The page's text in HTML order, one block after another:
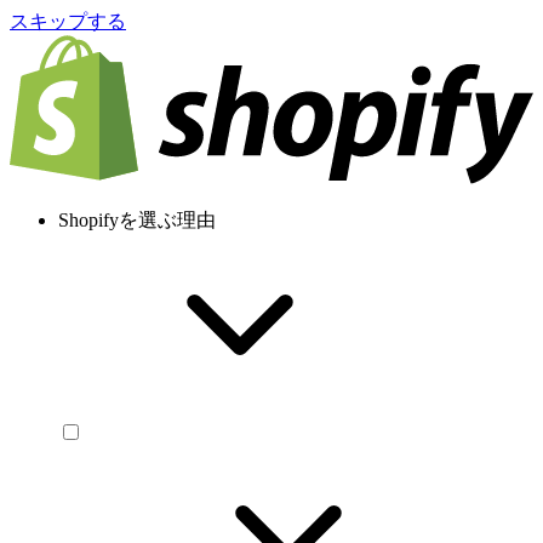
スキップする
Shopifyを選ぶ理由